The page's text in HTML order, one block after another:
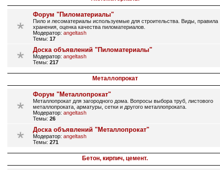
Форум "Пиломатериалы"
Пило и лесоматериалы используемые для строительства. Виды, правила
хранения, оценка качества пиломатериалов.
Модератор: angeltash
Темы: 17
Доска объявлений "Пиломатериалы"
Модератор: angeltash
Темы: 217
Металлопрокат
Форум "Металлопрокат"
Металлопрокат для загородного дома. Вопросы выбора труб, листового
металлопроката, арматуры, сетки и другого металлопроката.
Модератор: angeltash
Темы: 26
Доска объявлений "Металлопрокат"
Модератор: angeltash
Темы: 271
Бетон, кирпич, цемент.